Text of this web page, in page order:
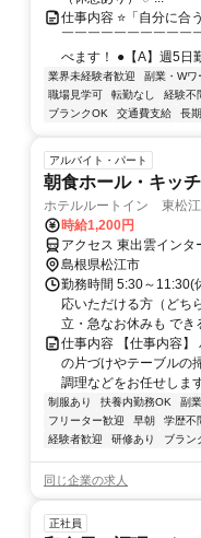
仕事内容 ⭐「自分に合
￣￣￣￣￣￣￣￣￣￣
べます！ ●【A】週5日
業界未経験者歓迎 副業・Wワ
職場見学可
転勤なし 経験不
ブランクOK
交通費支給 長
アルバイト・パート
朝食ホール・キッ
ホテルルートイン 東松江
時給1,200円
アクセス 東出雲インタ
島根県松江市
勤務時間 5:30～
応いただける方（どち
立・急なお休みも でき
仕事内容 【仕事内容
の片づけやテーブルの
調理などをお任せしま
制服あり 扶養内勤務OK 副
フリーター歓迎
早朝 学歴不
経験者歓迎
研修あり ブラン
同じ企業の求人
正社員